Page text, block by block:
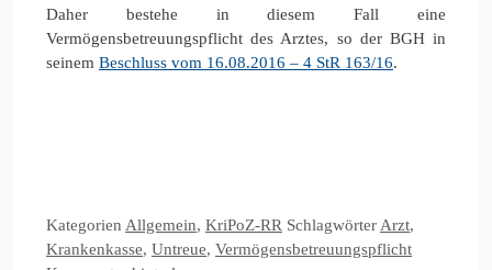
Daher bestehe in diesem Fall eine
Vermögensbetreuungspflicht des Arztes, so der BGH in
seinem Beschluss vom 16.08.2016 – 4 StR 163/16.
Kategorien Allgemein, KriPoZ-RR Schlagwörter Arzt,
Krankenkasse, Untreue, Vermögensbetreuungspflicht